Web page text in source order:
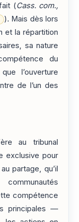
(Cass. com.,
). Mais dès lors
et la répartition
sa nature
du
l’ouverture
de l’un des
au tribunal
exclusive pour
partage, qu’il
compétence
principales —